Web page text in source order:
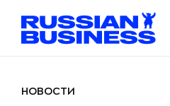
НОВОСТИ